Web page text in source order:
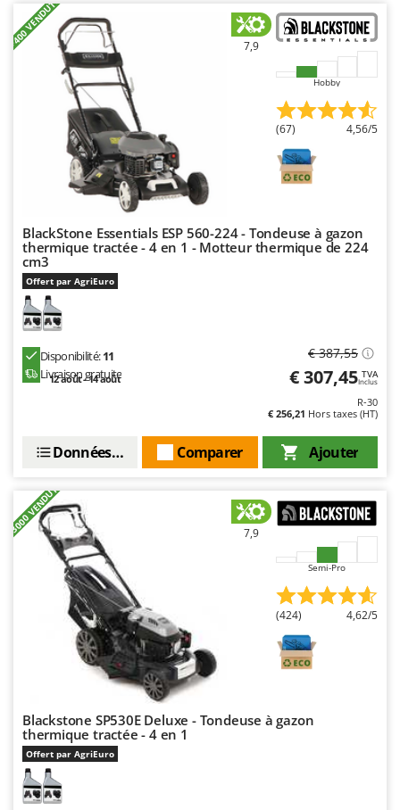
Worx
Yard Force
Zanon
Zephir
ZGrills
Zomax
+400 VENDUTI 7,9
Hobby
(67) 4,56/5
BlackStone Essentials ESP 560-224 - Tondeuse à gazon
thermique tractée - 4 en 1 - Motteur thermique de 224
cm3
Offert par AgriEuro
Disponibilité:11
Livraison gratuite
12 août - 14 août
€ 387,55
€ 307,45 TVA
Inclus
R-30
€ 256,21 Hors taxes (HT)
Ajouter
Comparer
Données techniques
+3000 VENDUTI 7,9
Semi-Pro
(424) 4,62/5
Blackstone SP530E Deluxe - Tondeuse à gazon
thermique tractée - 4 en 1
Offert par AgriEuro